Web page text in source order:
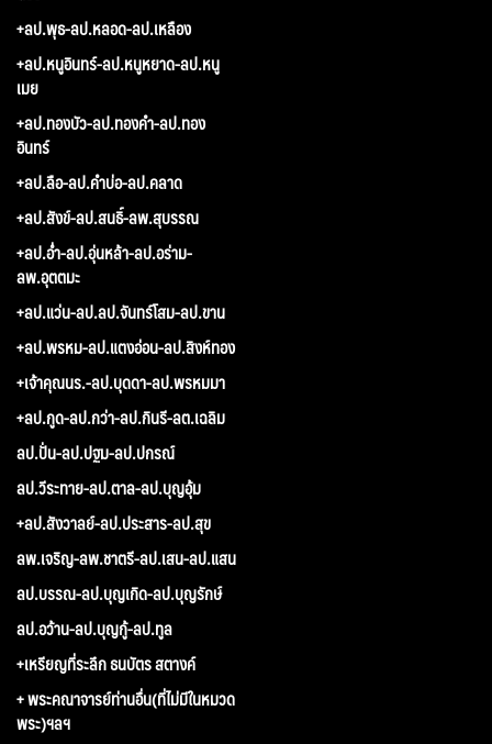
+ลป.พุธ-ลป.หลอด-ลป.เหลือง
+ลป.หนูอินทร์-ลป.หนูหยาด-ลป.หนู
เมย
+ลป.ทองบัว-ลป.ทองคำ-ลป.ทอง
อินทร์
+ลป.ลือ-ลป.คำบ่อ-ลป.คลาด
+ลป.สังข์-ลป.สนธิ์-ลพ.สุบรรณ
+ลป.อ่ำ-ลป.อุ่นหล้า-ลป.อร่าม-
ลพ.อุตตมะ
+ลป.แว่น-ลป.ลป.จันทร์โสม-ลป.ขาน
+ลป.พรหม-ลป.แตงอ่อน-ลป.สิงห์ทอง
+เจ้าคุณนร.-ลป.บุดดา-ลป.พรหมมา
+ลป.กูด-ลป.กว่า-ลป.กินรี-ลต.เฉลิม
ลป.ปั่น-ลป.ปฐม-ลป.ปกรณ์
ลป.วีระทาย-ลป.ตาล-ลป.บุญอุ้ม
+ลป.สังวาลย์-ลป.ประสาร-ลป.สุข
ลพ.เจริญ-ลพ.ชาตรี-ลป.เสน-ลป.แสน
ลป.บรรณ-ลป.บุญเกิด-ลป.บุญรักษ์
ลป.อว้าน-ลป.บุญกู้-ลป.ทูล
+เหรียญที่ระลึก ธนบัตร สตางค์
+ พระคณาจารย์ท่านอื่น(ที่ไม่มีในหมวด
พระ)ฯลฯ